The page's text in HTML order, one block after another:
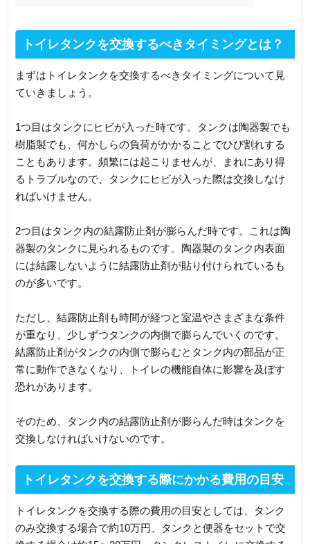
トイレタンクを交換するべきタイミングとは？
まずはトイレタンクを交換するべきタイミングについて見
ていきましょう。
1つ目はタンクにヒビが入った時です。タンクは陶器製でも
樹脂製でも、何かしらの負荷がかかることでひび割れする
こともあります。頻繁には起こりませんが、まれにあり得
るトラブルなので、タンクにヒビが入った際は交換しなけ
ればいけません。
2つ目はタンク内の結露防止剤が膨らんだ時です。これは陶
器製のタンクに見られるものです。陶器製のタンク内表面
には結露しないように結露防止剤が貼り付けられているも
のが多いです。
ただし、結露防止剤も時間が経つと室温やさまざまな条件
が重なり、少しずつタンクの内側で膨らんでいくのです。
結露防止剤がタンクの内側で膨らむとタンク内の部品が正
常に動作できなくなり、トイレの機能自体に影響を及ぼす
恐れがあります。
そのため、タンク内の結露防止剤が膨らんだ時はタンクを
交換しなければいけないのです。
トイレタンクを交換する際にかかる費用の目安
トイレタンクを交換する際の費用の目安としては、タンク
のみ交換する場合で約10万円、タンクと便器をセットで交